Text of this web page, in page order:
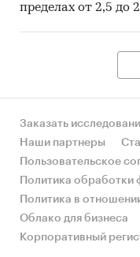
пределах от 2,5 до
Заказать
Наши партнеры
Пользовательское
Политика
Политика в
Облако для бизнеса
Корпоративный